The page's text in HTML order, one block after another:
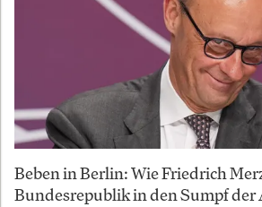
Beben in Berlin: Wie Friedrich
Bundesrepublik in den Sumpf